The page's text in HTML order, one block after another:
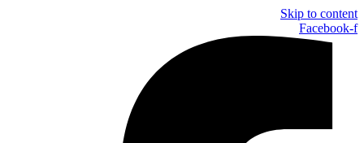
Skip to content
Facebook-f